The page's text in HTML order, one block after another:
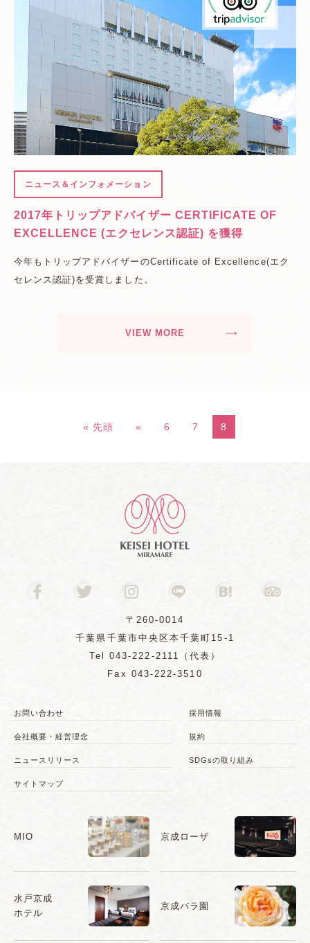
ニュース＆インフォメーション
2017年トリップアドバイザー CERTIFICATE OF
EXCELLENCE (エクセレンス認証) を獲得
今年もトリップアドバイザーのCertificate of Excellence(エク
セレンス認証)を受賞しました。
VIEW MORE
« 先頭 « 6 7 8
〒260-0014
千葉県千葉市中央区本千葉町15-1
Tel043-222-2111
（代表）
Fax 043-222-3510
お問い合わせ 採用情報
会社概要・経営理念 規約
ニュースリリース SDGsの取り組み
サイトマップ
MIO 京成ローザ
水戸京成
ホテル
京成バラ園